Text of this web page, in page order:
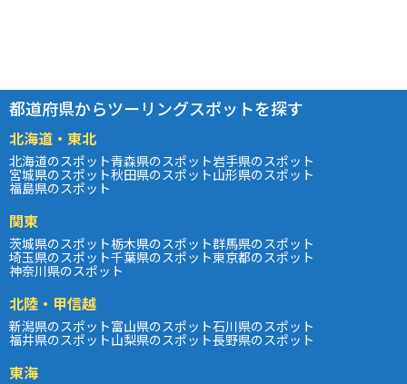
都道府県からツーリングスポットを探す
北海道・東北
北海道のスポット青森県のスポット岩手県のスポット
宮城県のスポット秋田県のスポット山形県のスポット
福島県のスポット
関東
茨城県のスポット栃木県のスポット群馬県のスポット
埼玉県のスポット千葉県のスポット東京都のスポット
神奈川県のスポット
北陸・甲信越
新潟県のスポット富山県のスポット石川県のスポット
福井県のスポット山梨県のスポット長野県のスポット
東海